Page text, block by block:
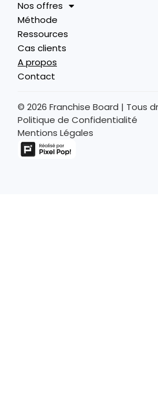
Nos offres
Méthode
Ressources
Cas clients
A propos
Contact
© 2026 Franchise Board | Tous
Politique de Confidentialité
Mentions Légales